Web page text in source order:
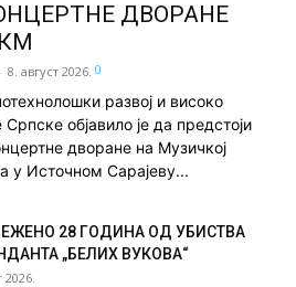
ДВОРАНЕ
- 8. август 2026. 0
развој и високо
објавило је да предстоји
дворане на Музичкој
у Источном Сарајеву...
28 ГОДИНА ОД УБИСТВА
„БЕЛИХ ВУКОВА“
2026.